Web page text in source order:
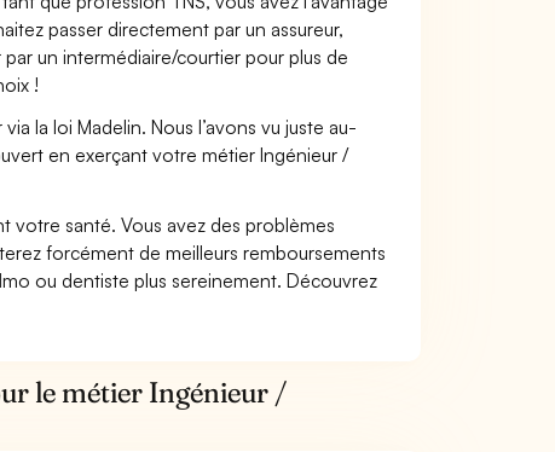
passer directement par un assureur,
un intermédiaire/courtier pour plus de
!
la loi Madelin. Nous l’avons vu juste au-
en exerçant votre métier Ingénieur /
votre santé. Vous avez des problèmes
forcément de meilleurs remboursements
ou dentiste plus sereinement. Découvrez
le métier Ingénieur /